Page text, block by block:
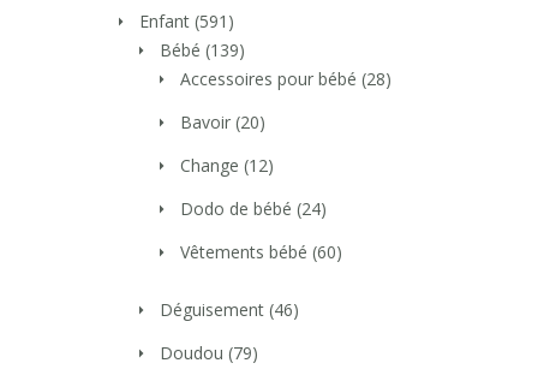
Enfant (591)
Bébé (139)
Accessoires pour bébé (28)
Bavoir (20)
Change (12)
Dodo de bébé (24)
Vêtements bébé (60)
Déguisement (46)
Doudou (79)